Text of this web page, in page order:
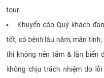
tour.
Khuyến cáo Quý khách
tốt, có bệnh lâu năm, mãn
thì không nên tắm & lặn biển
không chịu trách nhiệm do